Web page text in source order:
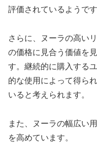
評価されているようです
さらに、ヌーラの高い
の価格に見合う価値を
す。継続的に購入する
的な使用によって得ら
いると考えられます。
また、ヌーラの幅広い
を高めています。